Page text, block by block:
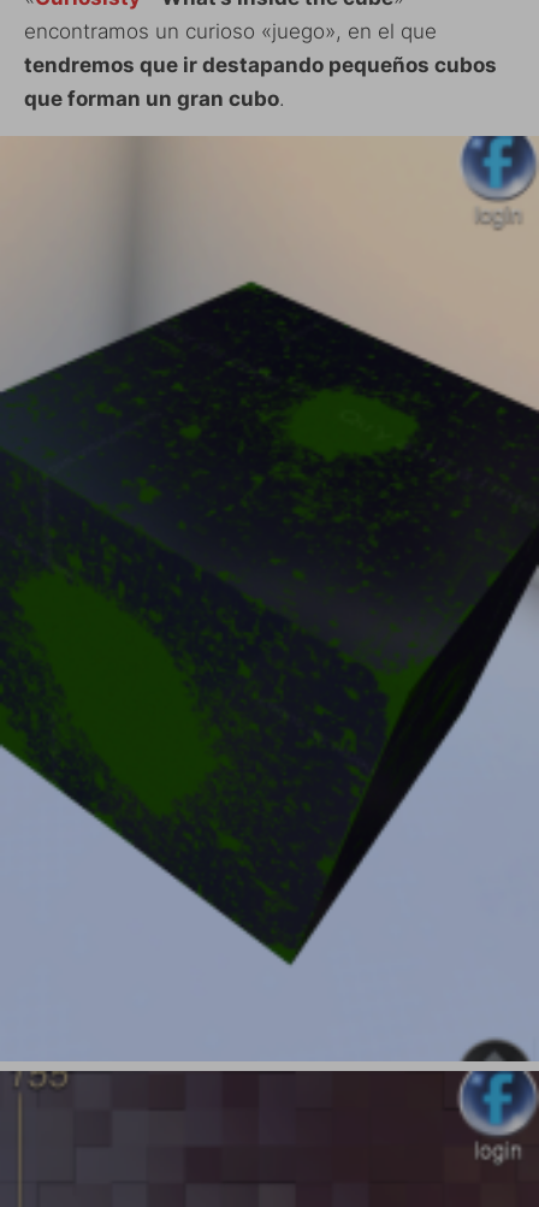
encontramos un curioso «juego», en el que
tendremos que ir destapando pequeños cubos
que forman un gran cubo.